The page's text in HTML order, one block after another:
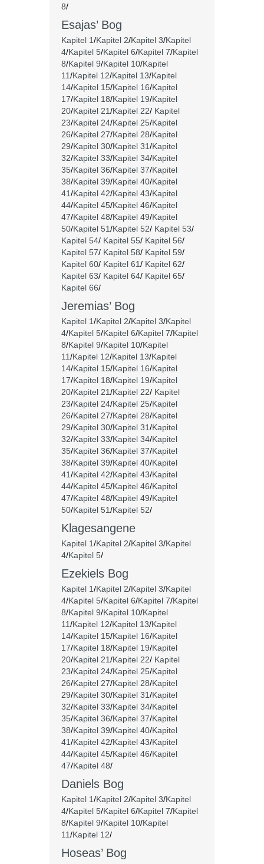
8/
Esajas’ Bog
Kapitel 1/Kapitel 2/Kapitel 3/Kapitel
4/Kapitel 5/Kapitel 6/Kapitel 7/Kapitel
8/Kapitel 9/Kapitel 10/Kapitel
11/Kapitel 12/Kapitel 13/Kapitel
14/Kapitel 15/Kapitel 16/Kapitel
17/Kapitel 18/Kapitel 19/Kapitel
20/Kapitel 21/Kapitel 22/ Kapitel
23/Kapitel 24/Kapitel 25/Kapitel
26/Kapitel 27/Kapitel 28/Kapitel
29/Kapitel 30/Kapitel 31/Kapitel
32/Kapitel 33/Kapitel 34/Kapitel
35/Kapitel 36/Kapitel 37/Kapitel
38/Kapitel 39/Kapitel 40/Kapitel
41/Kapitel 42/Kapitel 43/Kapitel
44/Kapitel 45/Kapitel 46/Kapitel
47/Kapitel 48/Kapitel 49/Kapitel
50/Kapitel 51/Kapitel 52/ Kapitel 53/
Kapitel 54/ Kapitel 55/ Kapitel 56/
Kapitel 57/ Kapitel 58/ Kapitel 59/
Kapitel 60/ Kapitel 61/ Kapitel 62/
Kapitel 63/ Kapitel 64/ Kapitel 65/
Kapitel 66/
Jeremias’ Bog
Kapitel 1/Kapitel 2/Kapitel 3/Kapitel
4/Kapitel 5/Kapitel 6/Kapitel 7/Kapitel
8/Kapitel 9/Kapitel 10/Kapitel
11/Kapitel 12/Kapitel 13/Kapitel
14/Kapitel 15/Kapitel 16/Kapitel
17/Kapitel 18/Kapitel 19/Kapitel
20/Kapitel 21/Kapitel 22/ Kapitel
23/Kapitel 24/Kapitel 25/Kapitel
26/Kapitel 27/Kapitel 28/Kapitel
29/Kapitel 30/Kapitel 31/Kapitel
32/Kapitel 33/Kapitel 34/Kapitel
35/Kapitel 36/Kapitel 37/Kapitel
38/Kapitel 39/Kapitel 40/Kapitel
41/Kapitel 42/Kapitel 43/Kapitel
44/Kapitel 45/Kapitel 46/Kapitel
47/Kapitel 48/Kapitel 49/Kapitel
50/Kapitel 51/Kapitel 52/
Klagesangene
Kapitel 1/Kapitel 2/Kapitel 3/Kapitel
4/Kapitel 5/
Ezekiels Bog
Kapitel 1/Kapitel 2/Kapitel 3/Kapitel
4/Kapitel 5/Kapitel 6/Kapitel 7/Kapitel
8/Kapitel 9/Kapitel 10/Kapitel
11/Kapitel 12/Kapitel 13/Kapitel
14/Kapitel 15/Kapitel 16/Kapitel
17/Kapitel 18/Kapitel 19/Kapitel
20/Kapitel 21/Kapitel 22/ Kapitel
23/Kapitel 24/Kapitel 25/Kapitel
26/Kapitel 27/Kapitel 28/Kapitel
29/Kapitel 30/Kapitel 31/Kapitel
32/Kapitel 33/Kapitel 34/Kapitel
35/Kapitel 36/Kapitel 37/Kapitel
38/Kapitel 39/Kapitel 40/Kapitel
41/Kapitel 42/Kapitel 43/Kapitel
44/Kapitel 45/Kapitel 46/Kapitel
47/Kapitel 48/
Daniels Bog
Kapitel 1/Kapitel 2/Kapitel 3/Kapitel
4/Kapitel 5/Kapitel 6/Kapitel 7/Kapitel
8/Kapitel 9/Kapitel 10/Kapitel
11/Kapitel 12/
Hoseas’ Bog